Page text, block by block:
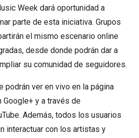
Week dará oportunidad a
parte de esta iniciativa. Grupos
el mismo escenario online
desde donde podrán dar a
su comunidad de seguidores.
podrán ver en vivo en la página
Google+ y a través de
Además, todos los usuarios
interactuar con los artistas y